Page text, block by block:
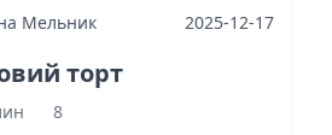
Мельник 2025-12-17
торт
8